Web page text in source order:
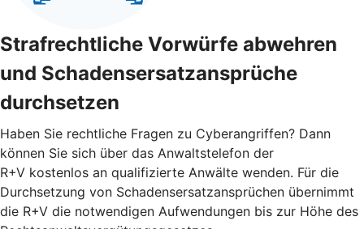
Strafrechtliche Vorwürfe abwehren
und Schadensersatzansprüche
durchsetzen
Haben Sie rechtliche Fragen zu Cyberangriffen? Dann
können Sie sich über das Anwaltstelefon der
R+V kostenlos an qualifizierte Anwälte wenden. Für die
Durchsetzung von Schadensersatzansprüchen übernimmt
die R+V die notwendigen Aufwendungen bis zur Höhe des